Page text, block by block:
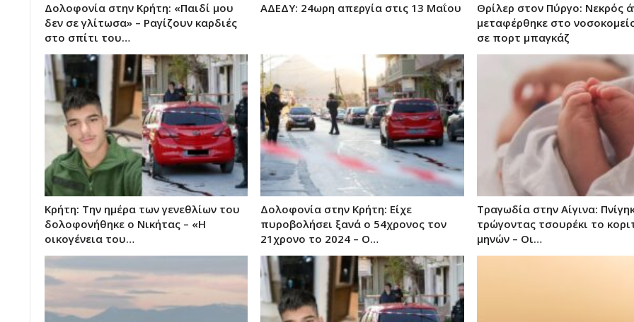
Δολοφονία στην Κρήτη: «Παιδί μου
δεν σε γλίτωσα» – Ραγίζουν καρδιές
στο σπίτι του…
ΑΔΕΔΥ: 24ωρη απεργία στις 13 Μαΐου
Θρίλερ στον Πύργο: Νεκρός
μεταφέρθηκε στο
σε πορτ μπαγκάζ
Κρήτη: Την ημέρα των γενεθλίων του
δολοφονήθηκε ο Νικήτας – «Η
οικογένεια του…
Δολοφονία στην Κρήτη: Είχε
πυροβολήσει ξανά ο 54χρονος τον
21χρονο το 2024 – Ο…
Τραγωδία στην Αίγινα:
τρώγοντας τσουρέκι το
μηνών – Οι…